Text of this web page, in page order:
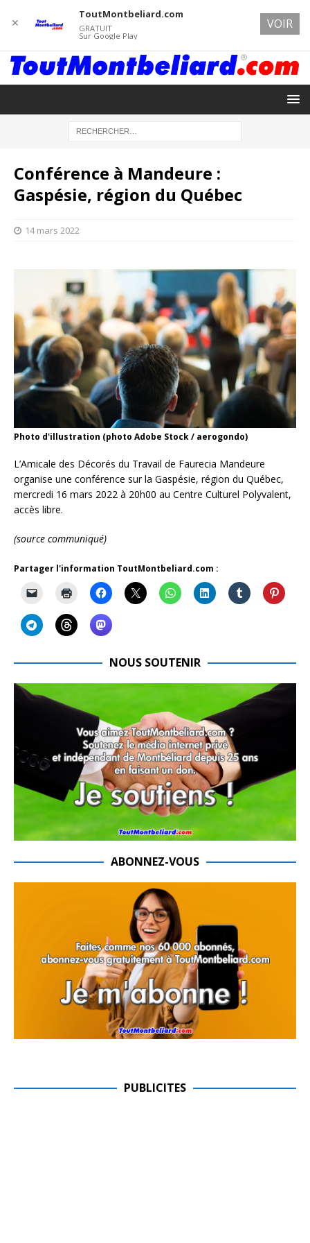
Conférence à Mandeure :
Gaspésie, région du Québec
14 mars 2022
Photo d'illustration (photo Adobe Stock / aerogondo)
L’Amicale des Décorés du Travail de Faurecia Mandeure
organise une conférence sur la Gaspésie, région du Québec,
mercredi 16 mars 2022 à 20h00 au Centre Culturel Polyvalent,
accès libre.
(source communiqué)
Partager l'information ToutMontbeliard.com :
NOUS SOUTENIR
ABONNEZ-VOUS
PUBLICITES
✕
ToutMontbeliard.com
GRATUIT
Sur Google Play
VOIR